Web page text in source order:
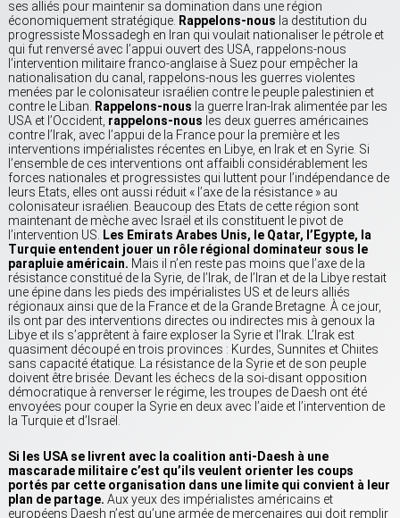
ses alliés pour maintenir sa domination dans une région
économiquement stratégique. Rappelons-nous la destitution du
progressiste Mossadegh en Iran qui voulait nationaliser le pétrole et
qui fut renversé avec l’appui ouvert des USA, rappelons-nous
l’intervention militaire franco-anglaise à Suez pour empêcher la
nationalisation du canal, rappelons-nous les guerres violentes
menées par le colonisateur israélien contre le peuple palestinien et
contre le Liban.
Rappelons-nous la guerre Iran-Irak alimentée par les
USA et l’Occident, rappelons-nous les deux guerres américaines
contre l’Irak, avec l’appui de la France pour la première et les
interventions impérialistes récentes en Libye, en Irak et en Syrie. Si
l’ensemble de ces interventions ont affaibli considérablement les
forces nationales et progressistes qui luttent pour l’indépendance de
leurs Etats, elles ont aussi réduit « l’axe de la résistance » au
colonisateur israélien. Beaucoup des Etats de cette région sont
maintenant de mèche avec Israël et ils constituent le pivot de
l’intervention US.
Les Emirats Arabes Unis, le Qatar, l’Egypte, la
Turquie entendent jouer un rôle régional dominateur sous le
parapluie américain. Mais il n’en reste pas moins que l’axe de la
résistance constitué de la Syrie, de l’Irak, de l’Iran et de la Libye restait
une épine dans les pieds des impérialistes US et de leurs alliés
régionaux ainsi que de la France et de la Grande Bretagne. À ce jour,
ils ont par des interventions directes ou indirectes mis à genoux la
Libye et ils s’apprêtent à faire exploser la Syrie et l’Irak. L’Irak est
quasiment découpé en trois provinces : Kurdes, Sunnites et Chiites
sans capacité étatique. La résistance de la Syrie et de son peuple
doivent être brisée. Devant les échecs de la soi-disant opposition
démocratique à renverser le régime, les troupes de Daesh ont été
envoyées pour couper la Syrie en deux avec l’aide et l’intervention de
la Turquie et d’Israël.
Si les USA se livrent avec la coalition anti-Daesh à une
mascarade militaire c’est qu’ils veulent orienter les coups
portés par cette organisation dans une limite qui convient à leur
plan de partage. Aux yeux des impérialistes américains et
européens Daesh n’est qu’une armée de mercenaires qui doit remplir